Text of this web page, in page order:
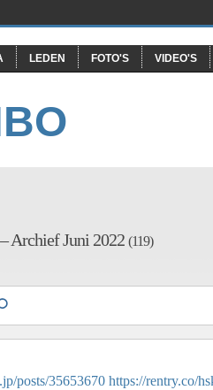
LEDEN FOTO'S VIDEO'S
Archief Juni 2022 (119)
posts/35653670 https://rentry.co/